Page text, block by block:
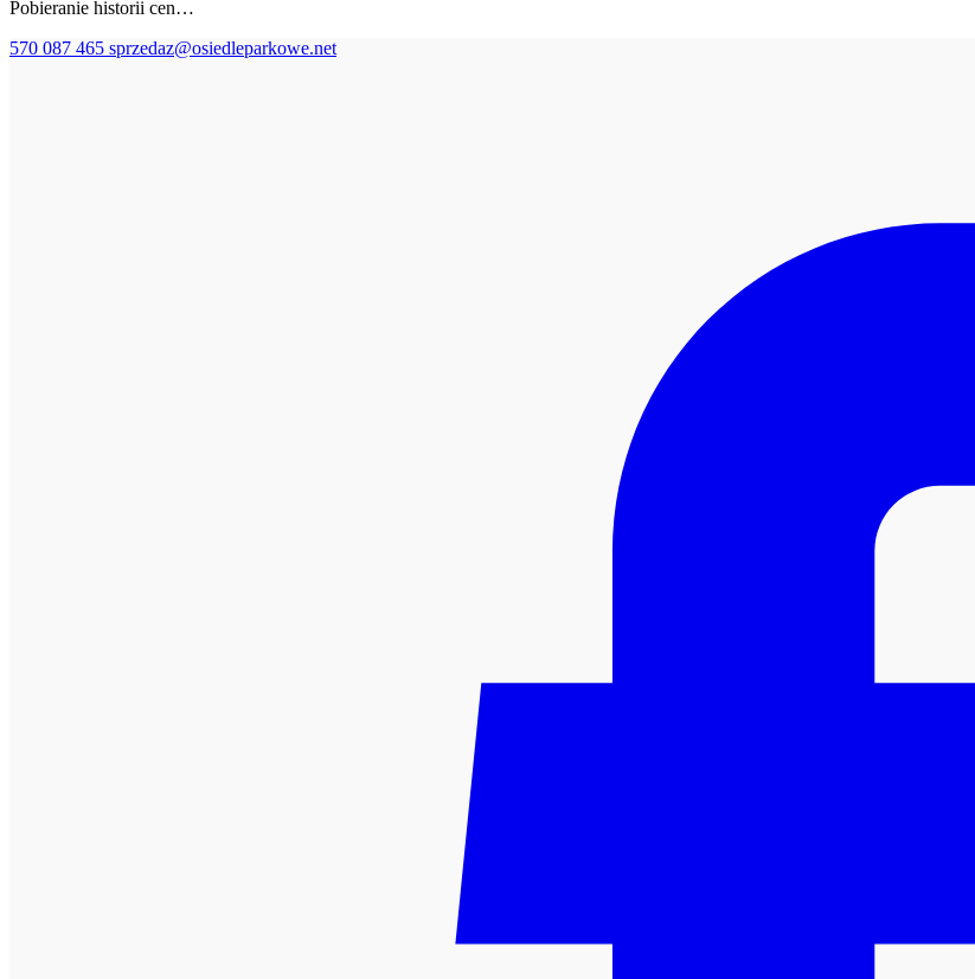
Pobieranie historii cen…
570 087 465 sprzedaz@osiedleparkowe.net